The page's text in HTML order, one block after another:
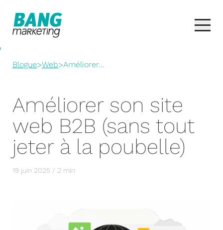
Blogue>Web>Améliorer...
Améliorer son site
web B2B (sans tout
jeter à la poubelle)
19 juin 2025 / 2 min